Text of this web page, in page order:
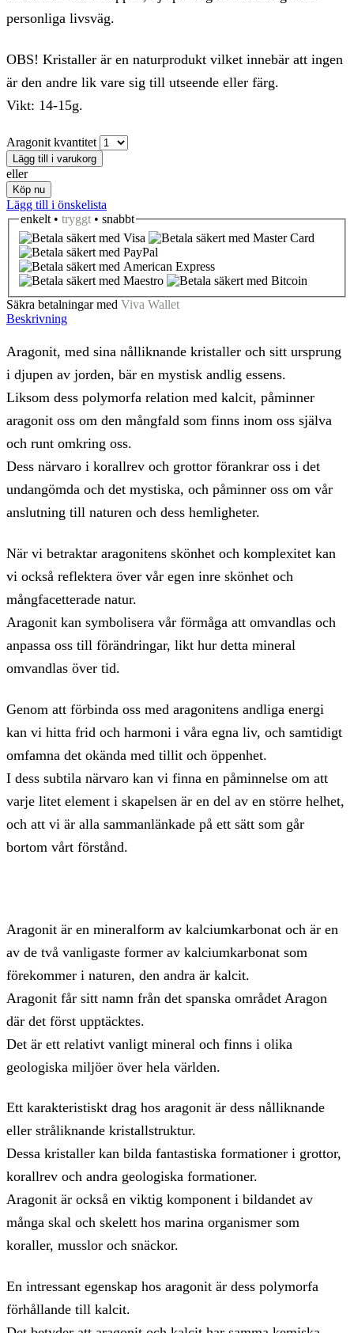
personliga livsväg.
OBS! Kristaller är en naturprodukt vilket innebär att ingen
är den andre lik vare sig till utseende eller färg.
Vikt: 14-15g.
Aragonit kvantitet
Lägg till i varukorg
eller
Köp nu
Lägg till i önskelista
enkelt • tryggt • snabbt
Säkra betalningar med Viva Wallet
Beskrivning
Aragonit, med sina nålliknande kristaller och sitt ursprung
i djupen av jorden, bär en mystisk andlig essens.
Liksom dess polymorfa relation med kalcit, påminner
aragonit oss om den mångfald som finns inom oss själva
och runt omkring oss.
Dess närvaro i korallrev och grottor förankrar oss i det
undangömda och det mystiska, och påminner oss om vår
anslutning till naturen och dess hemligheter.
När vi betraktar aragonitens skönhet och komplexitet kan
vi också reflektera över vår egen inre skönhet och
mångfacetterade natur.
Aragonit kan symbolisera vår förmåga att omvandlas och
anpassa oss till förändringar, likt hur detta mineral
omvandlas över tid.
Genom att förbinda oss med aragonitens andliga energi
kan vi hitta frid och harmoni i våra egna liv, och samtidigt
omfamna det okända med tillit och öppenhet.
I dess subtila närvaro kan vi finna en påminnelse om att
varje litet element i skapelsen är en del av en större helhet,
och att vi är alla sammanlänkade på ett sätt som går
bortom vårt förstånd.
Aragonit är en mineralform av kalciumkarbonat och är en
av de två vanligaste former av kalciumkarbonat som
förekommer i naturen, den andra är kalcit.
Aragonit får sitt namn från det spanska området Aragon
där det först upptäcktes.
Det är ett relativt vanligt mineral och finns i olika
geologiska miljöer över hela världen.
Ett karakteristiskt drag hos aragonit är dess nålliknande
eller stråliknande kristallstruktur.
Dessa kristaller kan bilda fantastiska formationer i grottor,
korallrev och andra geologiska formationer.
Aragonit är också en viktig komponent i bildandet av
många skal och skelett hos marina organismer som
koraller, musslor och snäckor.
En intressant egenskap hos aragonit är dess polymorfa
förhållande till kalcit.